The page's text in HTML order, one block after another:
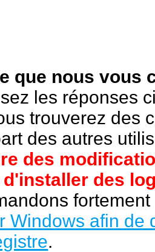
que nous vous
les réponses
trouverez des
des autres
des
des
Windows afin de
.